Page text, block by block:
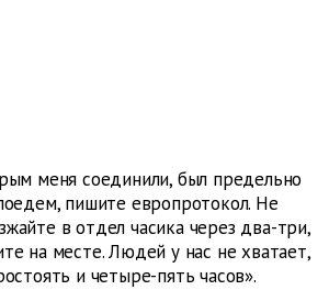
меня соединили, был предельно
пишите европротокол. Не
в отдел часика через два-три,
на месте. Людей у нас не хватает,
и четыре-пять часов».